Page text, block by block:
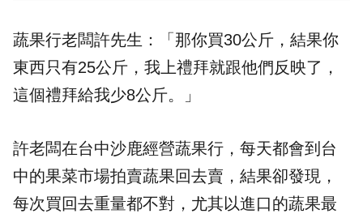
蔬果行老闆許先生：「那你買30公斤，結果你
東西只有25公斤，我上禮拜就跟他們反映了，
這個禮拜給我少8公斤。」
許老闆在台中沙鹿經營蔬果行，每天都會到台
中的果菜市場拍賣蔬果回去賣，結果卻發現，
每次買回去重量都不對，尤其以進口的蔬果最